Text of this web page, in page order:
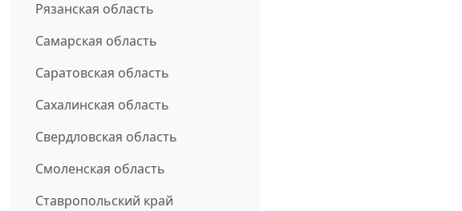
Рязанская область
Самарская область
Саратовская область
Сахалинская область
Свердловская область
Смоленская область
Ставропольский край